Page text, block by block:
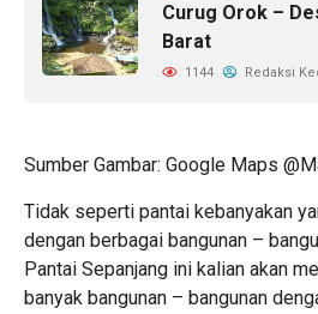
Curug Orok –
Barat
1144 Redaksi
Sumber Gambar: Google Maps
Tidak seperti pantai kebanyakan
dengan berbagai bangunan –
Pantai Sepanjang ini kalian akan
banyak bangunan – bangunan